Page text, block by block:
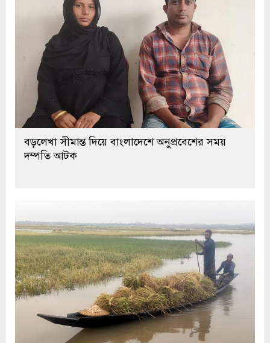
বড়লেখা সীমান্ত দিয়ে বাংলাদেশে অনুপ্রবেশের সময়
দম্পতি আটক